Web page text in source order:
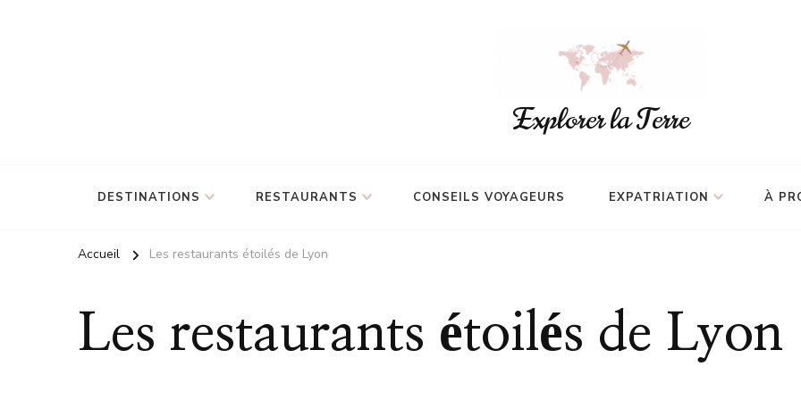
Explorer la Terre
DESTINATIONS RESTAURANTS CONSEILS VOYAGEURS EXPATRIATION À
Accueil Les restaurants étoilés de Lyon
Les restaurants étoilés de Lyon